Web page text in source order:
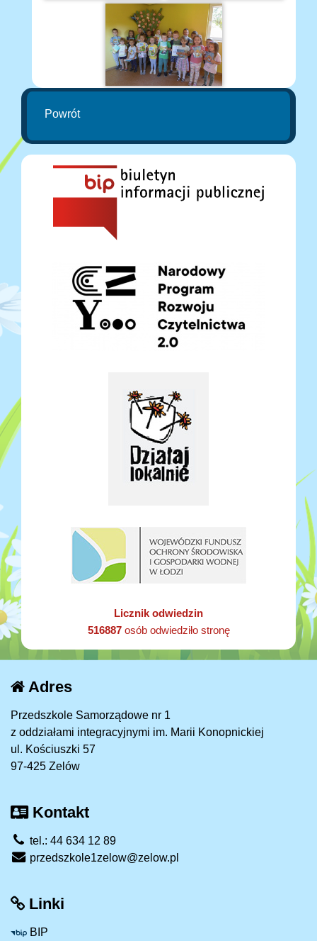
Powrót
Licznik odwiedzin
516887osób odwiedziło stronę
Adres
Przedszkole Samorządowe nr 1
z oddziałami integracyjnymi im. Marii Konopnickiej
ul. Kościuszki 57
97-425 Zelów
Kontakt
tel.: 44 634 12 89
przedszkole1zelow@zelow.pl
Linki
BIP